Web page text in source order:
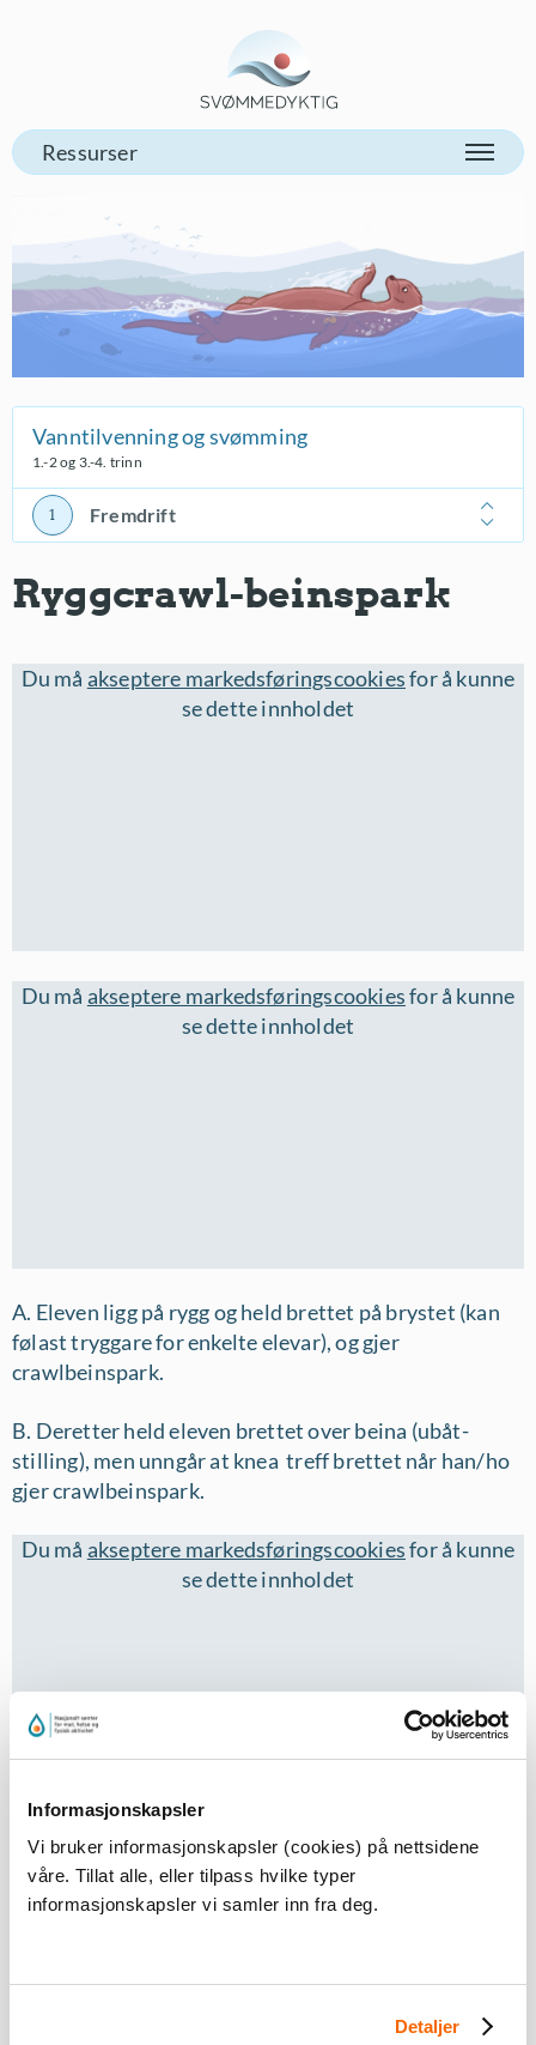
Informasjonskapsler
Vi bruker informasjonskapsler (cookies) på nettsidene
våre. Tillat alle, eller tilpass hvilke typer
informasjonskapsler vi samler inn fra deg.
Detaljer
Vanntilvenning og svømming
1.-2 og 3.-4. trinn
Fremdrift
Ryggcrawl-beinspark
Du må akseptere markedsføringscookiesfor å kunne
se dette innholdet
Du må akseptere markedsføringscookiesfor å kunne
se dette innholdet
A. Eleven ligg på rygg og held brettet på brystet (kan
følast tryggare for enkelte elevar), og gjer
crawlbeinspark.
B. Deretter held eleven brettet over beina (ubåt-
stilling), men unngår at knea treff brettet når han/ho
gjer crawlbeinspark.
Du må akseptere markedsføringscookiesfor å kunne
se dette innholdet
C. Så held eleven brettet over hovudet i linjehaldning
(kan vere lettare utan brett). Fokuserer på å sparke
D. Eleven gjer crawlbeinspark, med og utan